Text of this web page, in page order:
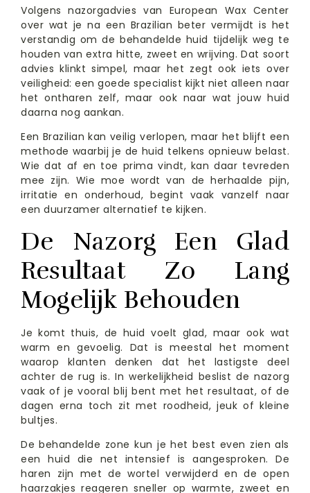
Volgens nazorgadvies van European Wax Center
over wat je na een Brazilian beter vermijdt is het
verstandig om de behandelde huid tijdelijk weg te
houden van extra hitte, zweet en wrijving. Dat soort
advies klinkt simpel, maar het zegt ook iets over
veiligheid: een goede specialist kijkt niet alleen naar
het ontharen zelf, maar ook naar wat jouw huid
daarna nog aankan.
Een Brazilian kan veilig verlopen, maar het blijft een
methode waarbij je de huid telkens opnieuw belast.
Wie dat af en toe prima vindt, kan daar tevreden
mee zijn. Wie moe wordt van de herhaalde pijn,
irritatie en onderhoud, begint vaak vanzelf naar
een duurzamer alternatief te kijken.
De Nazorg Een Glad
Resultaat Zo Lang
Mogelijk Behouden
Je komt thuis, de huid voelt glad, maar ook wat
warm en gevoelig. Dat is meestal het moment
waarop klanten denken dat het lastigste deel
achter de rug is. In werkelijkheid beslist de nazorg
vaak of je vooral blij bent met het resultaat, of de
dagen erna toch zit met roodheid, jeuk of kleine
bultjes.
De behandelde zone kun je het best even zien als
een huid die net intensief is aangesproken. De
haren zijn met de wortel verwijderd en de open
haarzakjes reageren sneller op warmte, zweet en